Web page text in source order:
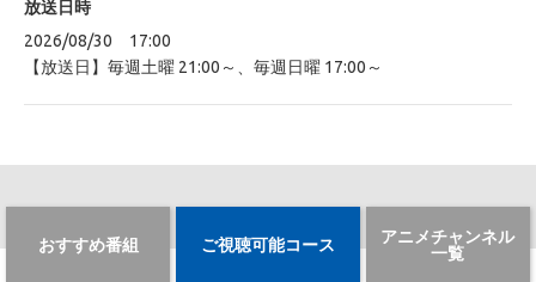
放送日時
2026/08/30 17:00
【放送日】毎週土曜 21:00～、毎週日曜 17:00～
おすすめ番組 ご視聴可能コース
アニメチャンネル
一覧